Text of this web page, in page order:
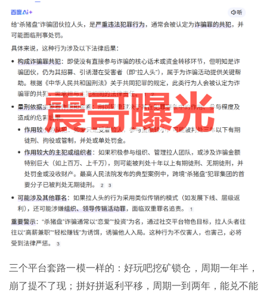
三个平台套路一模一样的：好玩吧挖矿锁仓，周期一年半，
崩了提不了现；拼好拼返利平移，周期一到两年，能兑不能